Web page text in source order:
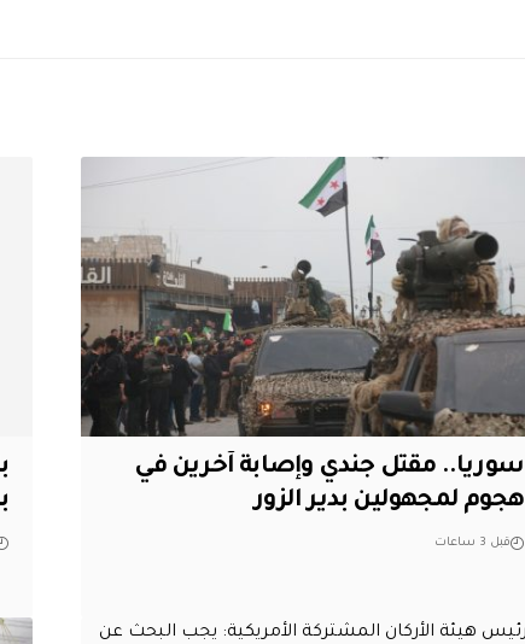
سوريا.. مقتل جندي وإصابة آخرين في
هجوم لمجهولين بدير الزور
قبل 3 ساعات